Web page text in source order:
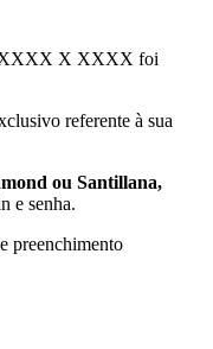
XXXX X XXXX foi
referente à sua
ou Santillana,
e senha.
preenchimento